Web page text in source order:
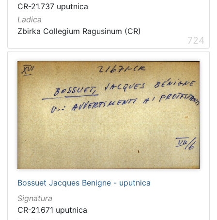
CR-21.737 uputnica
Ladica
Zbirka Collegium Ragusinum (CR)
724
Bossuet Jacques Benigne - uputnica
Signatura
CR-21.671 uputnica